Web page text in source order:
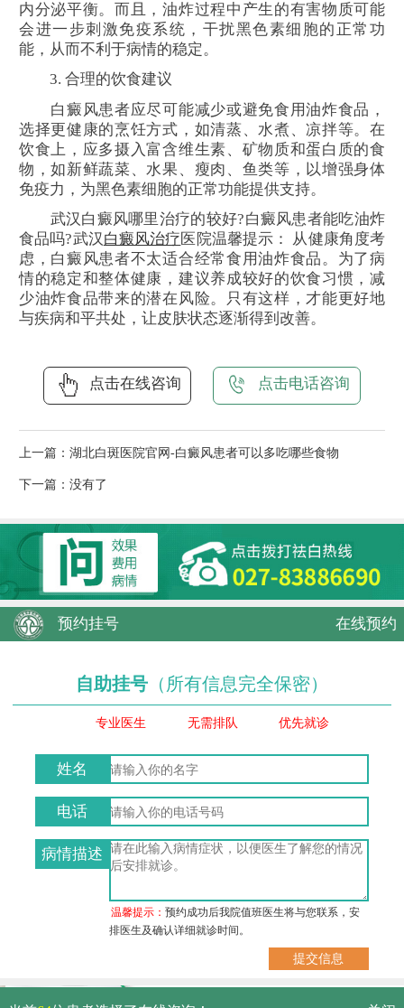
内分泌平衡。而且，油炸过程中产生的有害物质可能
会进一步刺激免疫系统，干扰黑色素细胞的正常功
能，从而不利于病情的稳定。
3. 合理的饮食建议
白癜风患者应尽可能减少或避免食用油炸食品，
选择更健康的烹饪方式，如清蒸、水煮、凉拌等。在
饮食上，应多摄入富含维生素、矿物质和蛋白质的食
物，如新鲜蔬菜、水果、瘦肉、鱼类等，以增强身体
免疫力，为黑色素细胞的正常功能提供支持。
武汉白癜风哪里治疗的较好?白癜风患者能吃油炸
食品吗?武汉白癜风治疗医院温馨提示： 从健康角度考
虑，白癜风患者不太适合经常食用油炸食品。为了病
情的稳定和整体健康，建议养成较好的饮食习惯，减
少油炸食品带来的潜在风险。只有这样，才能更好地
与疾病和平共处，让皮肤状态逐渐得到改善。
点击在线咨询 点击电话咨询
上一篇： 湖北白斑医院官网-白癜风患者可以多吃哪些食物
下一篇：没有了
预约挂号 在线预约
自助挂号 （所有信息完全保密）
专业医生 无需排队 优先就诊
姓名
电话
病情描述
温馨提示：预约成功后我院值班医生将与您联系，安
排医生及确认详细就诊时间。